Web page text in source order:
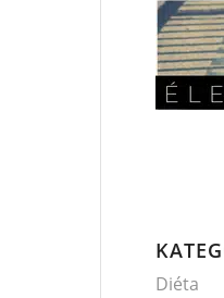
Diéta